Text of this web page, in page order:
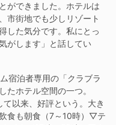
ができました。ホテルは
市街地でも少しリゾート
した気分です。私にとっ
がします」と話してい
宿泊者専用の「クラブラ
たホテル空間の一つ。
以来、好評という。大き
食も朝食（7～10時）▽テ